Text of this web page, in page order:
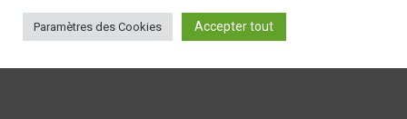
Paramètres des Cookies Accepter tout